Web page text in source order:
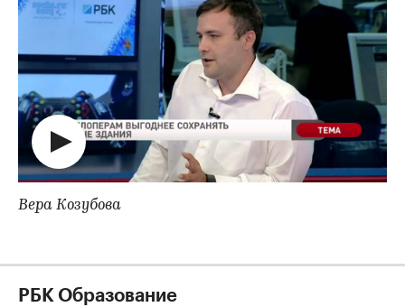
Вера Козубова
РБК Образование